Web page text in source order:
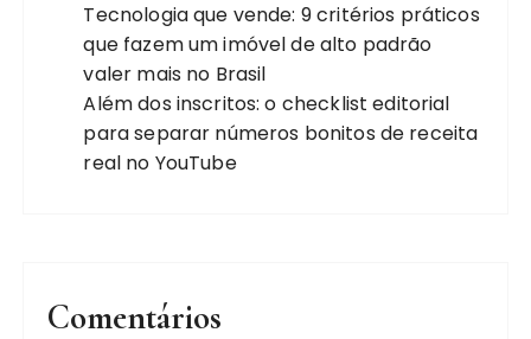
Tecnologia que vende: 9 critérios práticos
que fazem um imóvel de alto padrão
valer mais no Brasil
Além dos inscritos: o checklist editorial
para separar números bonitos de receita
real no YouTube
Comentários